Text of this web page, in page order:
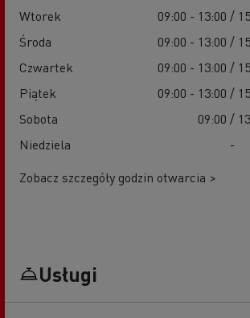
Wtorek
09:00 - 13:00 /
Środa
09:00 - 13:00 /
Czwartek
09:00 - 13:00 /
Piątek
09:00 - 13:00 /
Sobota
09:00 /
Niedziela
-
Zobacz szczegóły godzin otwarcia >
Usługi